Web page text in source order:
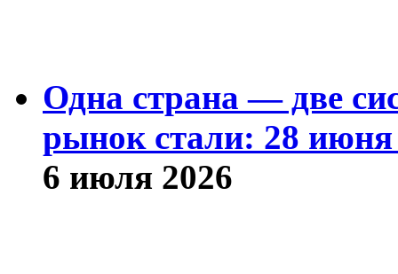
Одна страна — две
рынок стали: 28
6 июля 2026